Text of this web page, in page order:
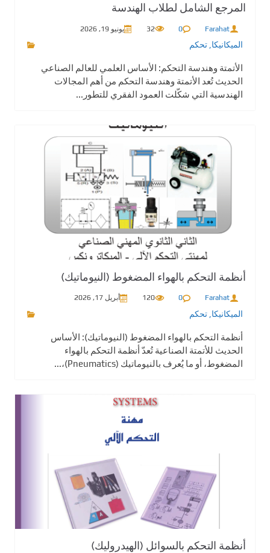
المرجع الشامل لطلاب الهندسة
Farahat
0
32 يونيو 19, 2026
الميكانيكا, تحكم
الأتمتة وهندسة التحكم: الأساس العلمي للعالم الصناعي
الحديث تُعد الأتمتة وهندسة التحكم من أهم المجالات
الهندسية التي شكّلت العمود الفقري للتطور...
أنظمة التحكم بالهواء المضغوط (النيوماتيك)
Farahat
0
120 أبريل 17, 2026
الميكانيكا تحكم
أنظمة التحكم بالهواء المضغوط (النيوماتيك): الأساس
الحديث للأتمتة الصناعية تُعدّ أنظمة التحكم بالهواء
المضغوط، أو ما يُعرف بالنيوماتيك (Pneumatics)،...
أنظمة التحكم بالسوائل (الهيدروليك)